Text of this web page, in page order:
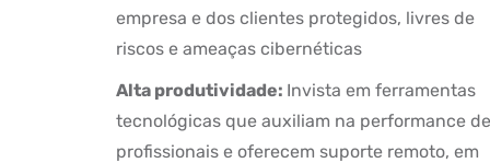
empresa e dos clientes protegidos, livres de
riscos e ameaças cibernéticas
Alta produtividade: Invista em ferramentas
tecnológicas que auxiliam na performance de
profissionais e oferecem suporte remoto, em